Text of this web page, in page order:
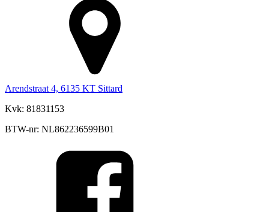
Arendstraat 4, 6135 KT Sittard
Kvk: 81831153
BTW-nr: NL862236599B01